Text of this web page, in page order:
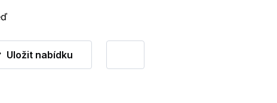
Uložit nabídku